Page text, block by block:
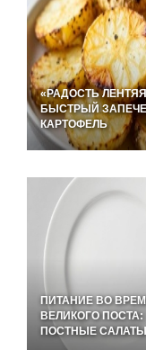
«РАДОСТЬ
БЫСТРЫЙ
КАРТОФЕЛЬ
ПИТАНИЕ ВО
ВЕЛИКОГО ПОСТА:
ПОСТНЫЕ САЛАТЫ